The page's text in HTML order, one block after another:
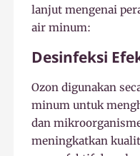
lanjut mengenai
air minum:
Desinfeksi
Ozon digunakan
minum untuk
dan
meningkatkan